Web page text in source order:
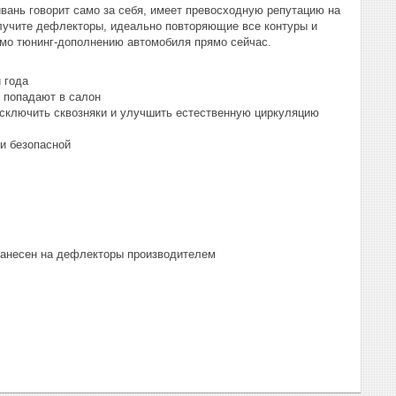
говорит само за себя, имеет превосходную репутацию на
дефлекторы, идеально повторяющие все контуры и
тюнинг-дополнению автомобиля прямо сейчас.
года
попадают в салон
сквозняки и улучшить естественную циркуляцию
безопасной
на дефлекторы производителем